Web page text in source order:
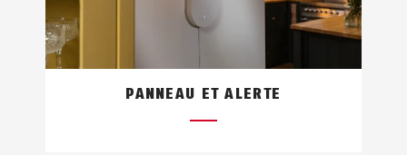
PANNEAU ET ALERTE